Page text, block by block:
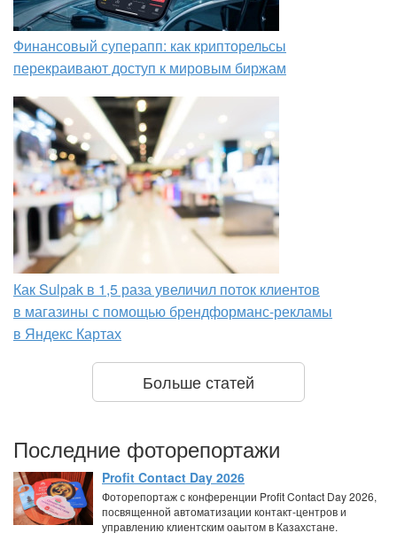
Финансовый суперапп: как крипторельсы
перекраивают доступ к мировым биржам
Как Sulpak в 1,5 раза увеличил поток клиентов
в магазины с помощью брендформанс-рекламы
в Яндекс Картах
Больше статей
Последние фоторепортажи
Profit Contact Day 2026
Фоторепортаж с конференции Profit Contact Day 2026,
посвященной автоматизации контакт-центров и
управлению клиентским оаытом в Казахстане.